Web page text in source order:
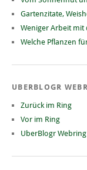
Gartenzitate,
Weniger Arbeit
Welche Pflanzen
UBERBLOGR
Zurück im Ring
Vor im Ring
UberBlogr Webring